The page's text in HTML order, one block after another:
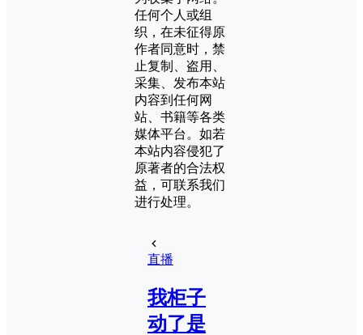
任何个人或组
织，在未征得原
作者同意时，禁
止复制、盗用、
采集、发布本站
内容到任何网
站、书籍等各类
媒体平台。如若
本站内容侵犯了
原著者的合法权
益，可联系我们
进行处理。
直播
我柜子
动了是